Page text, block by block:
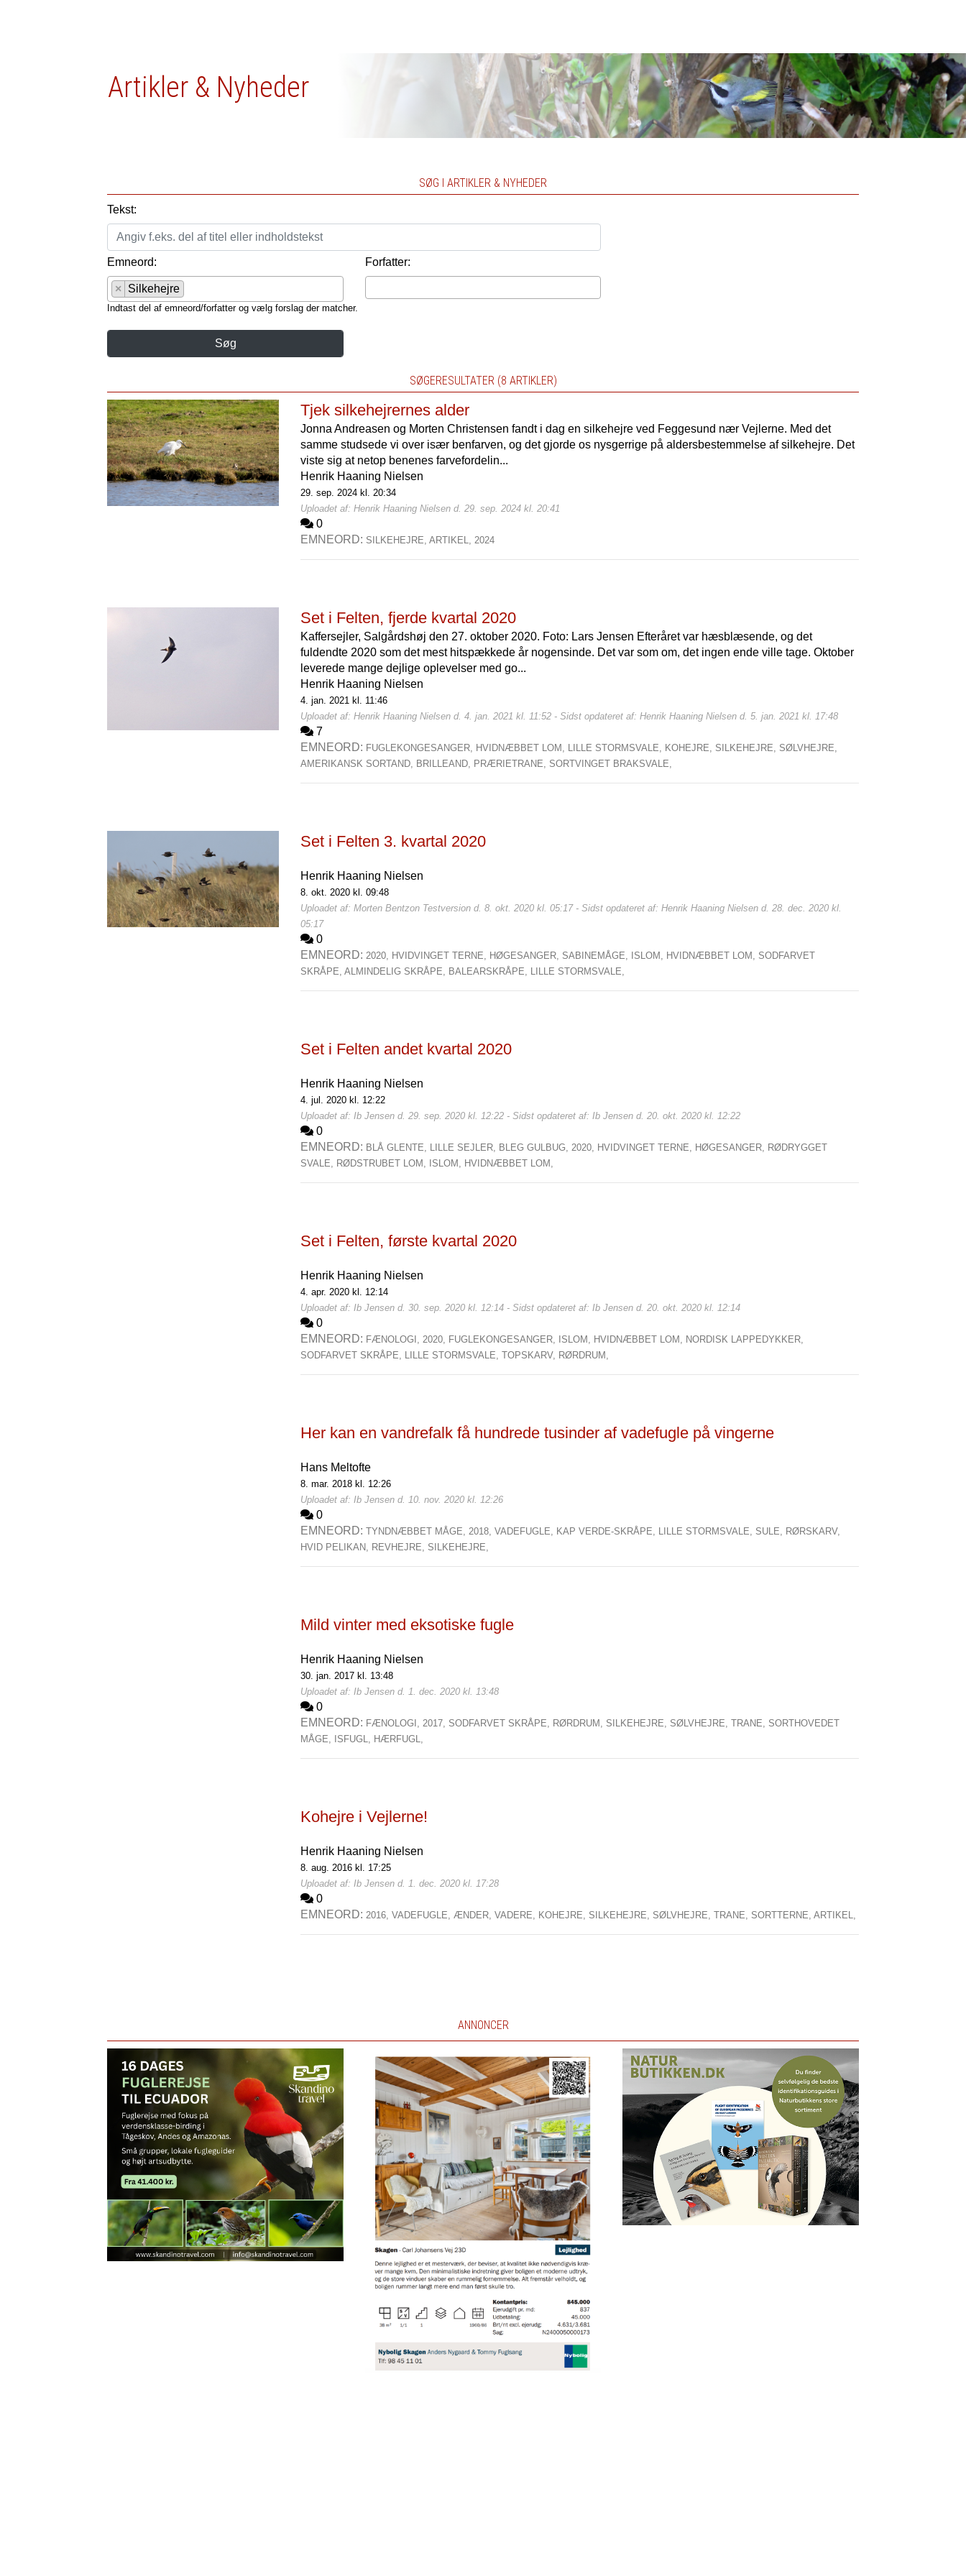
Artikler & Nyheder
SØG I ARTIKLER & NYHEDER
Tekst:
Emneord:
× Silkehejre
Forfatter:
Indtast del af emneord/forfatter og vælg forslag der matcher.
Søg
SØGERESULTATER (8 ARTIKLER)
Tjek silkehejrernes alder
Jonna Andreasen og Morten Christensen fandt i dag en silkehejre ved Feggesund nær Vejlerne. Med det
samme studsede vi over især benfarven, og det gjorde os nysgerrige på aldersbestemmelse af silkehejre. Det
viste sig at netop benenes farvefordelin...
Henrik Haaning Nielsen
29. sep. 2024 kl. 20:34
Uploadet af: Henrik Haaning Nielsen d. 29. sep. 2024 kl. 20:41
0
EMNEORD: SILKEHEJRE,ARTIKEL,2024
Set i Felten, fjerde kvartal 2020
Kaffersejler, Salgårdshøj den 27. oktober 2020. Foto: Lars Jensen Efteråret var hæsblæsende, og det
fuldendte 2020 som det mest hitspækkede år nogensinde. Det var som om, det ingen ende ville tage. Oktober
leverede mange dejlige oplevelser med go...
Henrik Haaning Nielsen
4. jan. 2021 kl. 11:46
Uploadet af: Henrik Haaning Nielsen d. 4. jan. 2021 kl. 11:52 - Sidst opdateret af: Henrik Haaning Nielsen d. 5. jan. 2021 kl. 17:48
7
EMNEORD: FUGLEKONGESANGER, HVIDNÆBBET LOM, LILLE STORMSVALE, KOHEJRE, SILKEHEJRE, SØLVHEJRE,
AMERIKANSK SORTAND, BRILLEAND, PRÆRIETRANE, SORTVINGET BRAKSVALE,
Set i Felten 3. kvartal 2020
Henrik Haaning Nielsen
8. okt. 2020 kl. 09:48
Uploadet af: Morten Bentzon Testversion d. 8. okt. 2020 kl. 05:17 - Sidst opdateret af: Henrik Haaning Nielsen d. 28. dec. 2020 kl.
05:17
0
EMNEORD: 2020, HVIDVINGET TERNE, HØGESANGER, SABINEMÅGE, ISLOM, HVIDNÆBBET LOM, SODFARVET
SKRÅPE,ALMINDELIG SKRÅPE, BALEARSKRÅPE, LILLE STORMSVALE,
Set i Felten andet kvartal 2020
Henrik Haaning Nielsen
4. jul. 2020 kl. 12:22
Uploadet af: Ib Jensen d. 29. sep. 2020 kl. 12:22 - Sidst opdateret af: Ib Jensen d. 20. okt. 2020 kl. 12:22
0
EMNEORD: BLÅ GLENTE, LILLE SEJLER, BLEG GULBUG,2020, HVIDVINGET TERNE, HØGESANGER, RØDRYGGET
SVALE, RØDSTRUBET LOM, ISLOM, HVIDNÆBBET LOM,
Set i Felten, første kvartal 2020
Henrik Haaning Nielsen
4. apr. 2020 kl. 12:14
Uploadet af: Ib Jensen d. 30. sep. 2020 kl. 12:14 - Sidst opdateret af: Ib Jensen d. 20. okt. 2020 kl. 12:14
0
EMNEORD: FÆNOLOGI,2020, FUGLEKONGESANGER, ISLOM, HVIDNÆBBET LOM, NORDISK LAPPEDYKKER,
SODFARVET SKRÅPE, LILLE STORMSVALE,TOPSKARV, RØRDRUM,
Her kan en vandrefalk få hundrede tusinder af vadefugle på vingerne
Hans Meltofte
8. mar. 2018 kl. 12:26
Uploadet af: Ib Jensen d. 10. nov. 2020 kl. 12:26
0
EMNEORD:TYNDNÆBBET MÅGE,2018,VADEFUGLE, KAP VERDE-SKRÅPE, LILLE STORMSVALE, SULE, RØRSKARV,
HVID PELIKAN, REVHEJRE, SILKEHEJRE,
Mild vinter med eksotiske fugle
Henrik Haaning Nielsen
30. jan. 2017 kl. 13:48
Uploadet af: Ib Jensen d. 1. dec. 2020 kl. 13:48
0
EMNEORD: FÆNOLOGI,2017, SODFARVET SKRÅPE, RØRDRUM, SILKEHEJRE, SØLVHEJRE,TRANE, SORTHOVEDET
MÅGE,
ISFUGL, HÆRFUGL,
Kohejre i Vejlerne!
Henrik Haaning Nielsen
8. aug. 2016 kl. 17:25
Uploadet af: Ib Jensen d. 1. dec. 2020 kl. 17:28
0
EMNEORD: 2016,VADEFUGLE,ÆNDER,VADERE, KOHEJRE, SILKEHEJRE, SØLVHEJRE,TRANE, SORTTERNE,ARTIKEL,
ANNONCER